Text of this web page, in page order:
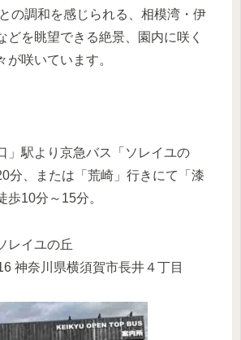
の調和を感じられる、相模湾・伊
どを眺望できる絶景、園内に咲く
が咲いています。
」駅より京急バス「ソレイユの
分、または「荒崎」行きにて「漆
歩10分～15分。
レイユの丘
神奈川県横須賀市長井４丁目